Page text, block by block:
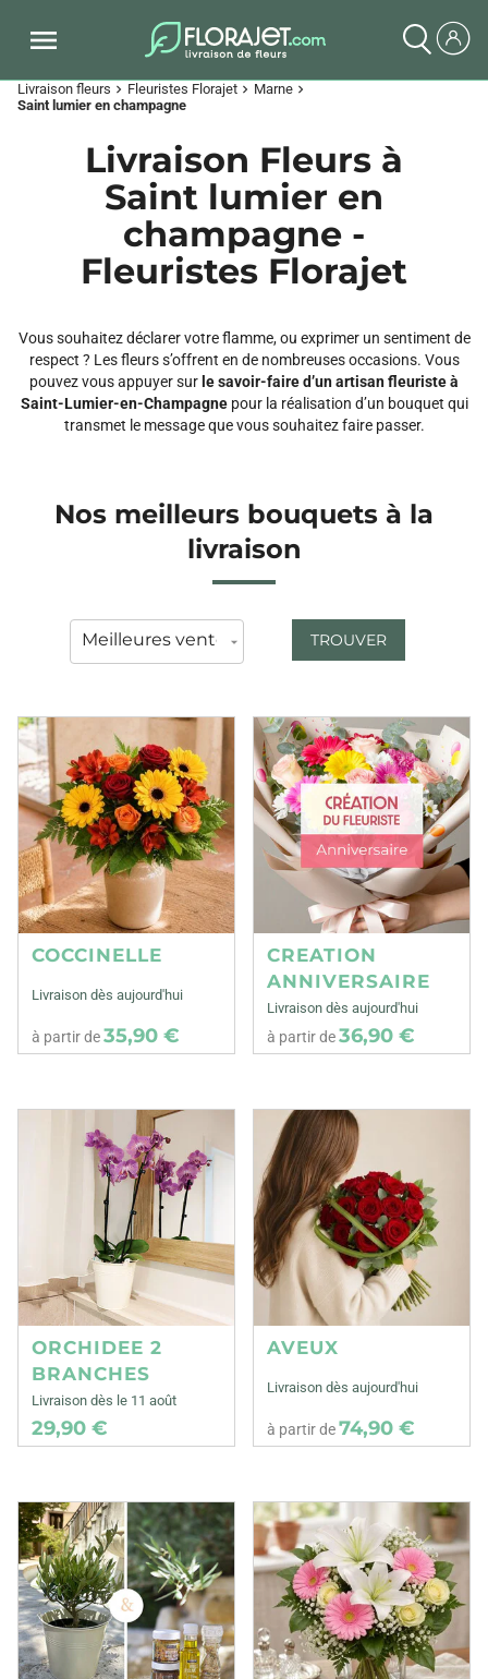
Livraison fleurs chevron_right Fleuristes Florajet chevron_right Marne chevron_right
Saint lumier en champagne
Livraison Fleurs à
Saint lumier en
champagne -
Fleuristes Florajet
Vous souhaitez déclarer votre flamme, ou exprimer un sentiment de
respect ? Les fleurs s’offrent en de nombreuses occasions. Vous
pouvez vous appuyer sur le savoir-faire d’un artisan fleuriste à
Saint-Lumier-en-Champagnepour la réalisation d’un bouquet qui
transmet le message que vous souhaitez faire passer.
Nos meilleurs bouquets à la
livraison
TROUVER
COCCINELLE
Livraison dès aujourd'hui
à partir de35,90 €
CREATION
ANNIVERSAIRE
Livraison dès aujourd'hui
à partir de36,90 €
ORCHIDEE 2
BRANCHES
Livraison dès le 11 août
29,90 €
AVEUX
Livraison dès aujourd'hui
à partir de74,90 €